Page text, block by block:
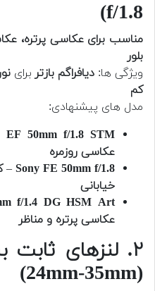
f/1.8)
مناسب برای عکاسی پرتره،
بلور
ویژگی ها: دیافراگم بازتر برای
کم
مدل های پیشنهادی:
EF 50mm f/1.8 STM
عکاسی روزمره
Sony FE 50mm f/1.8
–
خیابانی
f/1.4 DG HSM Art
عکاسی پرتره و مناظر
۲. لنزهای
(24mm-35mm)